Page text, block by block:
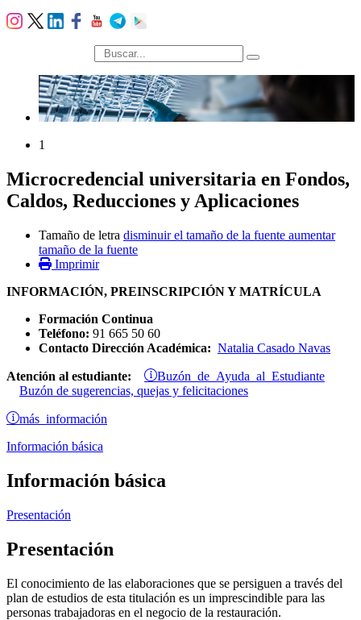
búsqueda
1
Microcredencial universitaria en Fondos,
Caldos, Reducciones y Aplicaciones
Tamaño de letra disminuir el tamaño de la fuente aumentar
tamaño de la fuente
Imprimir
INFORMACIÓN, PREINSCRIPCIÓN Y MATRÍCULA
Formación Continua
Teléfono: 91 665 50 60
Contacto Dirección Académica: Natalia Casado Navas
Atención al estudiante: Buzón de Ayuda al Estudiante
Buzón de sugerencias, quejas y felicitaciones
más información
Información básica
Información básica
Presentación
Presentación
El conocimiento de las elaboraciones que se persiguen a través del
plan de estudios de esta titulación es un imprescindible para las
personas trabajadoras en el negocio de la restauración.